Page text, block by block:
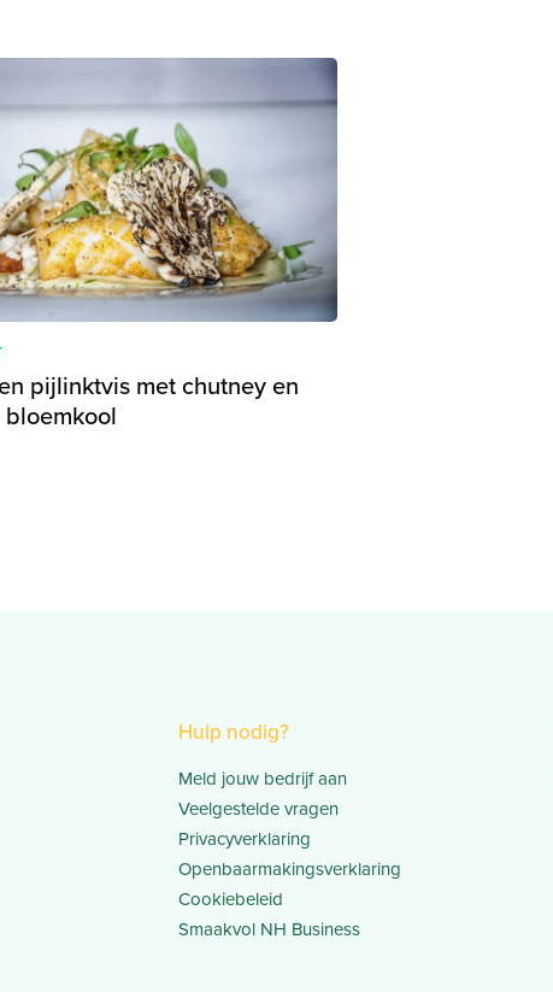
pijlinktvis met chutney en
Hulp nodig?
Meld jouw bedrijf aan
Veelgestelde vragen
Privacyverklaring
Openbaarmakingsverklaring
Cookiebeleid
Smaakvol NH Business